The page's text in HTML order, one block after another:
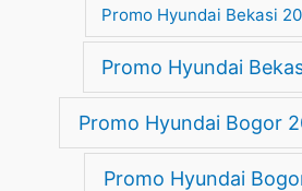
Promo Hyundai Bekasi
Promo Hyundai
Promo Hyundai Bogor
Promo Hyundai